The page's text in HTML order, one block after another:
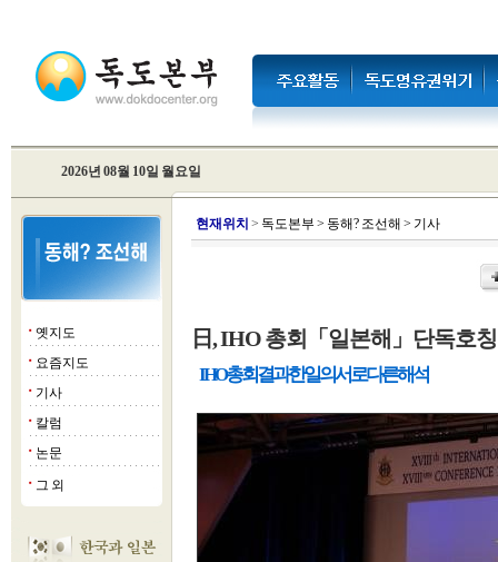
2026년 08월 10일 월요일
■ 옛지도
■ 요즘지도
■ 기사
■ 칼럼
■ 논문
■ 그 외
현재위치 > 독도본부 > 동해? 조선해 > 기사
日, IHO 총회「일본해」단독호
IHO총회 결과 한일의 서로 다른 해석